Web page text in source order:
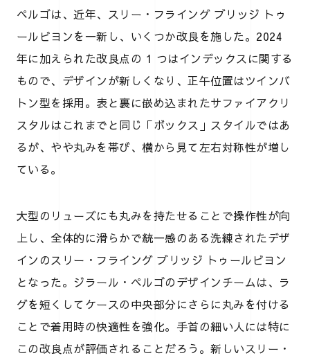
ペルゴは、近年、スリー・フライング ブリッジ トゥ
ールビヨンを一新し、いくつか改良を施した。2024
年に加えられた改良点の 1 つはインデックスに関する
もので、デザインが新しくなり、正午位置はツインバ
トン型を採用。表と裏に嵌め込まれたサファイアクリ
スタルはこれまでと同じ「ボックス」スタイルではあ
るが、やや丸みを帯び、横から見て左右対称性が増し
ている。
大型のリューズにも丸みを持たせることで操作性が向
上し、全体的に滑らかで統一感のある洗練されたデザ
インのスリー・フライング ブリッジ トゥールビヨン
となった。ジラール・ペルゴのデザインチームは、ラ
グを短くしてケースの中央部分にさらに丸みを付ける
ことで着用時の快適性を強化。手首の細い人には特に
この改良点が評価されることだろう。新しいスリー・